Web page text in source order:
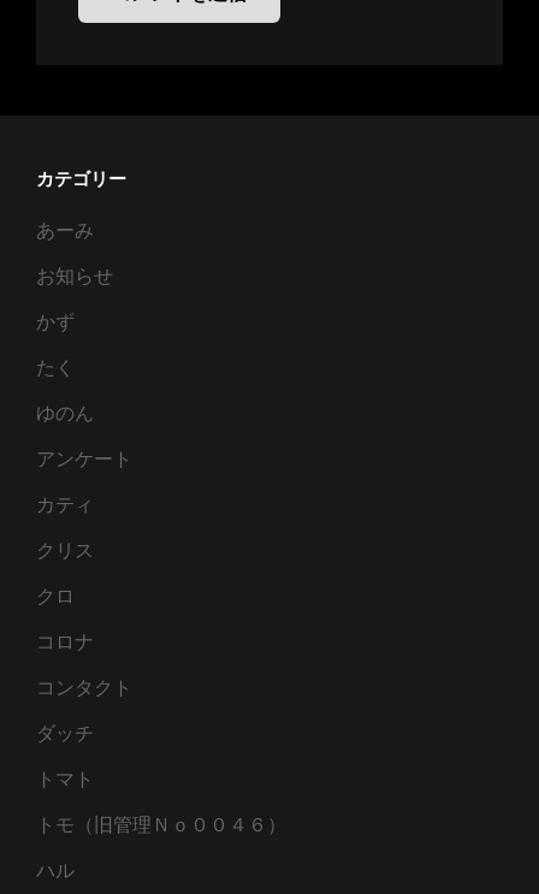
カテゴリー
あーみ
お知らせ
かず
たく
ゆのん
アンケート
カティ
クリス
クロ
コロナ
コンタクト
ダッチ
トマト
トモ（旧管理Ｎｏ００４６）
ハル